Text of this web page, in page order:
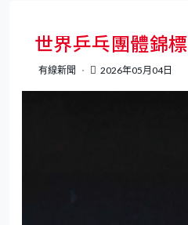
世界乒乓團體錦
有線新聞 2026年05月04日